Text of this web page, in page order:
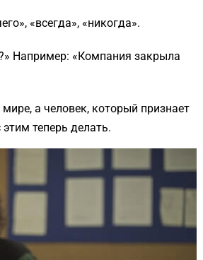
«всегда», «никогда».
Например: «Компания закрыла
а человек, который признает
теперь делать.